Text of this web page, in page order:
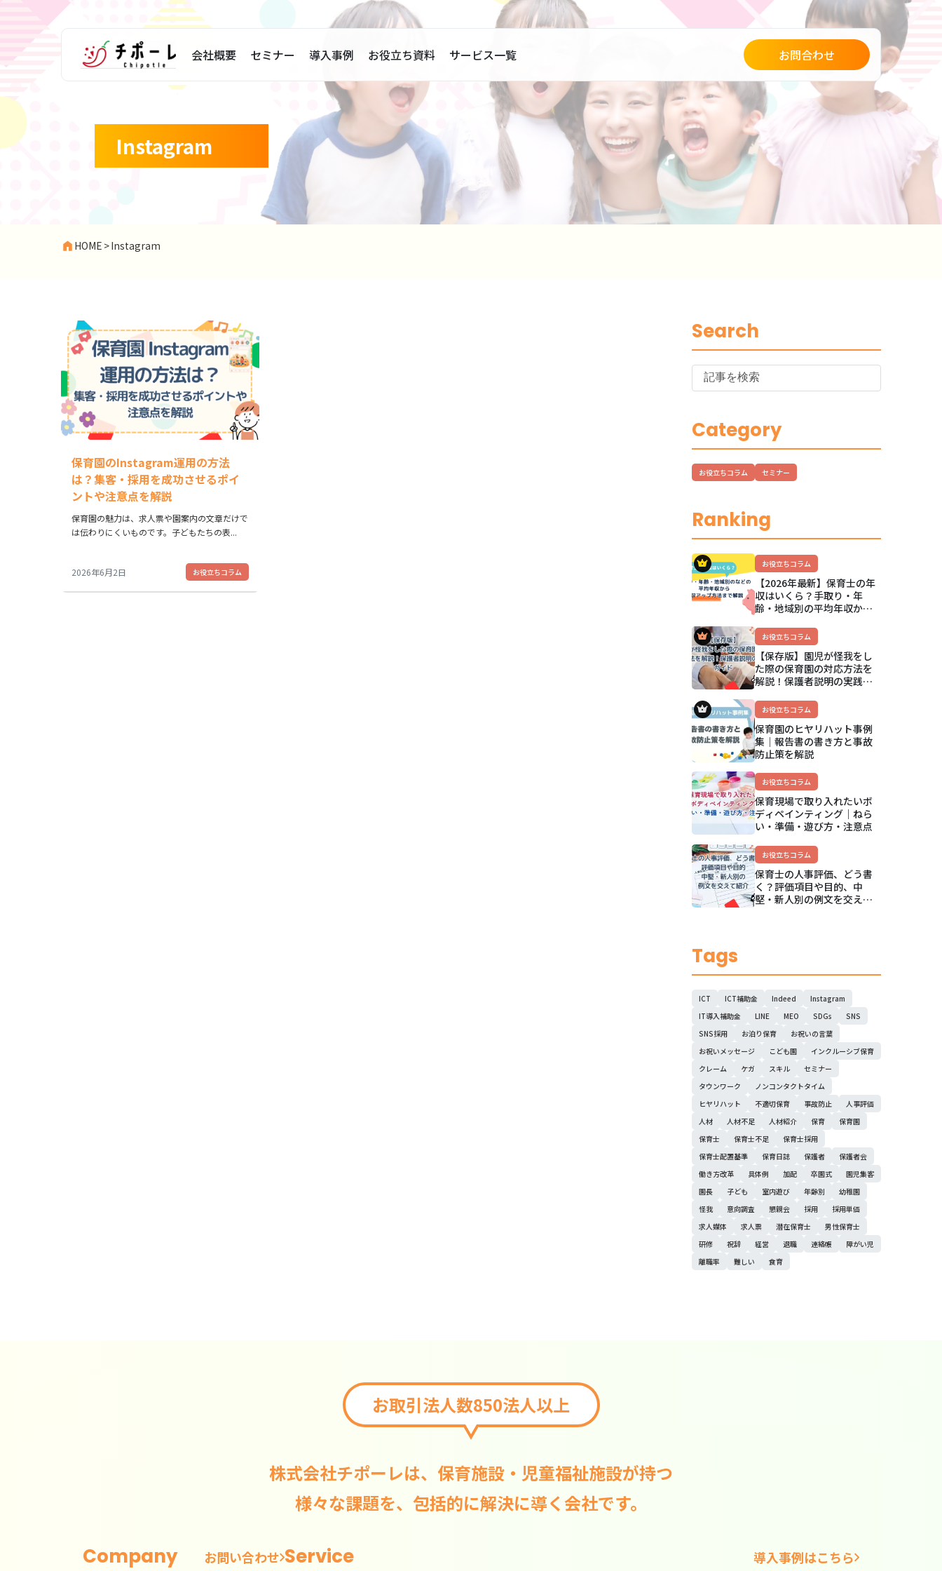
会社概要 セミナー 導入事例 お役立ち資料 サービス一覧 お問合わせ
Instagram
HOME >Instagram
保育園のInstagram運用の方法
は？集客・採用を成功させるポイ
ントや注意点を解説
保育園の魅力は、求人票や園案内の文章だけで
は伝わりにくいものです。子どもたちの表...
2026年6月2日 お役立ちコラム
Search
Category
お役立ちコラム セミナー
Ranking
お役立ちコラム
【2026年最新】保育士の年
収はいくら？手取り・年
齢・地域別の平均年収か
アップ方法まで解説
お役立ちコラム
【保存版】園児が怪我をし
た際の保育園の対応方法を
解説！保護者説明の実践ガ
お役立ちコラム
保育園のヒヤリハット事例
集｜報告書の書き方と事故
防止策を解説
お役立ちコラム
保育現場で取り入れたいボ
ディペインティング｜ねら
い・準備・遊び方・注意点
お役立ちコラム
保育士の人事評価、どう書
く？評価項目や目的、中
堅・新人別の例文を交えて
Tags
ICT ICT補助金 Indeed
Instagram
IT導入補助金
LINE MEO SDGs
SNS
SNS採用
お泊り保育
お祝いの言葉
お祝いメッセージ
こども園
インクルーシブ保育
クレーム
ケガ スキル
セミナー
タウンワーク
ノンコンタクトタイム
ヒヤリハット
不適切保育 事故防止
人事評価
人材
人材不足 人材紹介 保育
保育園
保育士
保育士不足
保育士採用
保育士配置基準
保育日誌 保護者
保護者会
働き方改革
具体例 加配 卒園式
園児集客
園長
子ども 室内遊び 年齢別
幼稚園
怪我
意向調査 懇親会 採用
採用単価
求人媒体
求人票 潜在保育士
男性保育士
研修
祝辞 経営 退職 連絡帳
障がい児
離職率
難しい 食育
お取引法人数850法人以上
株式会社チポーレは、保育施設・児童福祉施設が持つ
様々な課題を、包括的に解決に導く会社です。
Company お問い合わせ Service 導入事例はこちら